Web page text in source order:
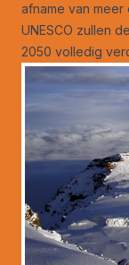
afname van meer
UNESCO zullen
2050 volledig